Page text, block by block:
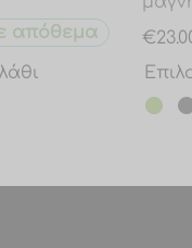
απόθεμα
€